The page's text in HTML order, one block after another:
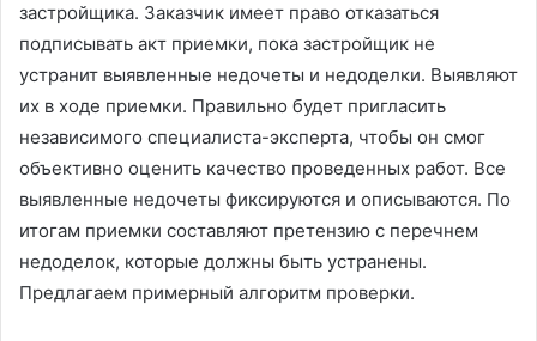
застройщика. Заказчик имеет право отказаться
подписывать акт приемки, пока застройщик не
устранит выявленные недочеты и недоделки. Выявляют
их в ходе приемки. Правильно будет пригласить
независимого специалиста-эксперта, чтобы он смог
объективно оценить качество проведенных работ. Все
выявленные недочеты фиксируются и описываются. По
итогам приемки составляют претензию с перечнем
недоделок, которые должны быть устранены.
Предлагаем примерный алгоритм проверки.